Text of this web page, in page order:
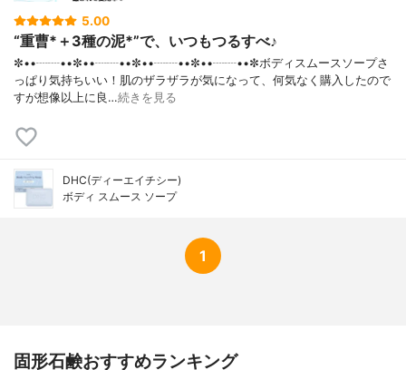
5.00
“重曹*＋3種の泥*”で、いつもつるすべ♪
✼••┈┈••✼••┈┈••✼••┈┈••✼••┈┈••✼ボディスムースソープさ
っぱり気持ちいい！肌のザラザラが気になって、何気なく購入したので
すが想像以上に良…続きを見る
DHC(ディーエイチシー)
ボディ スムース ソープ
1
固形石鹸おすすめランキング